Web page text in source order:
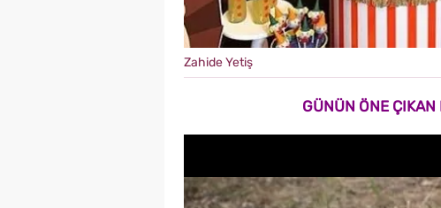
Zahide Yetiş
GÜNÜN ÖNE